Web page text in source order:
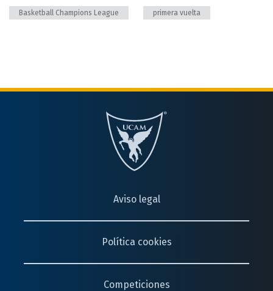
Basketball Champions League primera vuelta
Aviso legal
Política cookies
Competiciones